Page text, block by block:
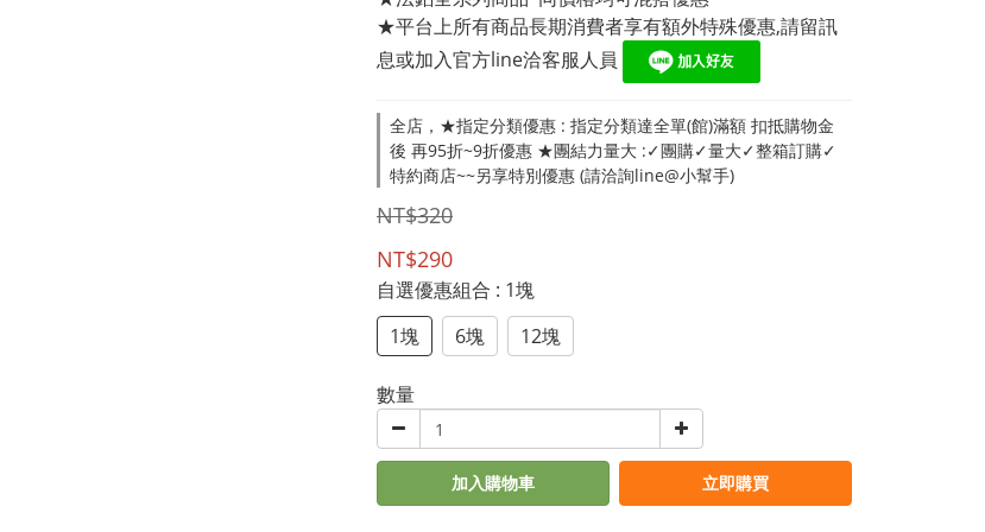
★平台上所有商品長期消費者享有額外特殊優惠,請留訊
息或加入官方line洽客服人員
全店，★指定分類優惠 : 指定分類達全單(館)滿額 扣抵購物金
後 再95折~9折優惠 ★團結力量大 :✓團購✓量大✓整箱訂購✓
特約商店~~另享特別優惠 (請洽詢line@小幫手)
NT$320
NT$290
自選優惠組合 : 1塊
1塊
6塊 12塊
數量
加入購物車 立即購買